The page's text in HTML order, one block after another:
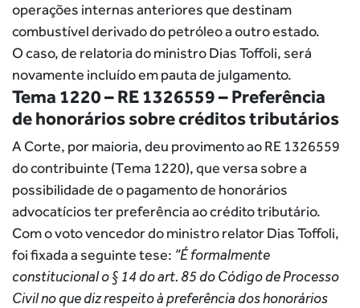
operações internas anteriores que destinam
combustível derivado do petróleo a outro estado.
O caso, de relatoria do ministro Dias Toffoli, será
novamente incluído em pauta de julgamento.
Tema 1220 – RE 1326559 – Preferência
de honorários sobre créditos tributários
A Corte, por maioria, deu provimento ao RE 1326559
do contribuinte (Tema 1220), que versa sobre a
possibilidade de o pagamento de honorários
advocatícios ter preferência ao crédito tributário.
Com o voto vencedor do ministro relator Dias Toffoli,
foi fixada a seguinte tese: “É formalmente
constitucional o § 14 do art. 85 do Código de Processo
Civil no que diz respeito à preferência dos honorários